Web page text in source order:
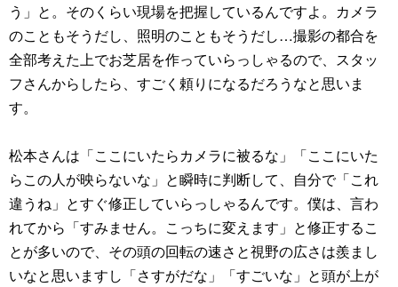
う」と。そのくらい現場を把握しているんですよ。カメラ
のこともそうだし、照明のこともそうだし…撮影の都合を
全部考えた上でお芝居を作っていらっしゃるので、スタッ
フさんからしたら、すごく頼りになるだろうなと思いま
す。
松本さんは「ここにいたらカメラに被るな」「ここにいた
らこの人が映らないな」と瞬時に判断して、自分で「これ
違うね」とすぐ修正していらっしゃるんです。僕は、言わ
れてから「すみません。こっちに変えます」と修正するこ
とが多いので、その頭の回転の速さと視野の広さは羨まし
いなと思いますし「さすがだな」「すごいな」と頭が上が